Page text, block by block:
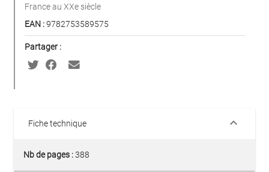
France au XXe siècle
EAN :9782753589575
Partager :
Fiche technique keyboard_arrow_down
Nb de pages :388